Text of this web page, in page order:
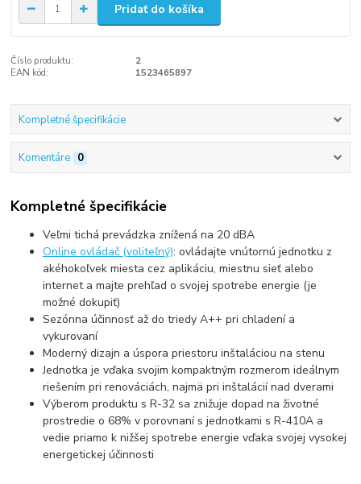
Pridať do košíka
Číslo produktu:
2
EAN kód:
1523465897
Kompletné špecifikácie
Komentáre 0
Kompletné špecifikácie
Veľmi tichá prevádzka znížená na 20 dBA
Online ovládač (voliteľný): ovládajte vnútornú jednotku z
akéhokoľvek miesta cez aplikáciu, miestnu sieť alebo
internet a majte prehľad o svojej spotrebe energie (je
možné dokupiť)
Sezónna účinnosť až do triedy A++ pri chladení a
vykurovaní
Moderný dizajn a úspora priestoru inštaláciou na stenu
Jednotka je vďaka svojim kompaktným rozmerom ideálnym
riešením pri renováciách, najmä pri inštalácií nad dverami
Výberom produktu s R-32 sa znižuje dopad na životné
prostredie o 68% v porovnaní s jednotkami s R-410A a
vedie priamo k nižšej spotrebe energie vďaka svojej vysokej
energetickej účinnosti